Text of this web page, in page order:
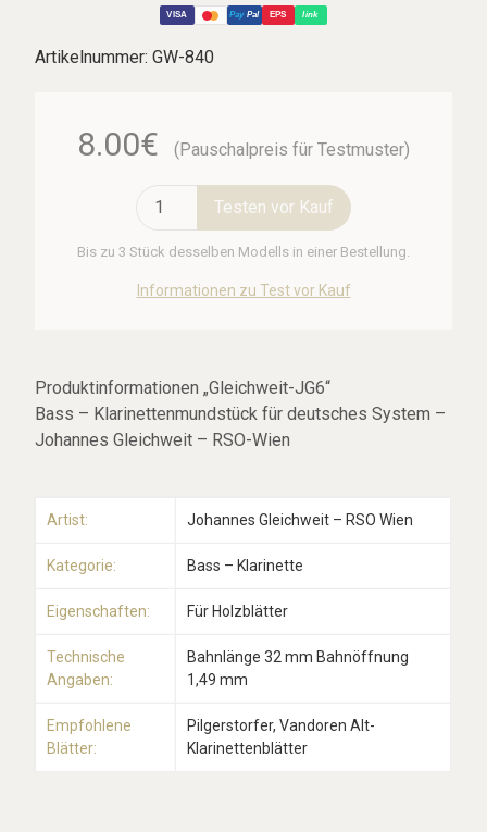
VISA Pay Pal EPS link
Artikelnummer:GW-840
8.00€ (Pauschalpreis für Testmuster)
Testen vor Kauf
Bis zu 3 Stück desselben Modells in einer Bestellung.
Informationen zu Test vor Kauf
Produktinformationen „Gleichweit-JG6“
Bass – Klarinettenmundstück für deutsches System –
Johannes Gleichweit – RSO-Wien
Artist: Johannes Gleichweit – RSO Wien
Kategorie: Bass – Klarinette
Eigenschaften: Für Holzblätter
Technische
Angaben:
Bahnlänge 32 mm Bahnöffnung
1,49 mm
Empfohlene
Blätter:
Pilgerstorfer, Vandoren Alt-
Klarinettenblätter